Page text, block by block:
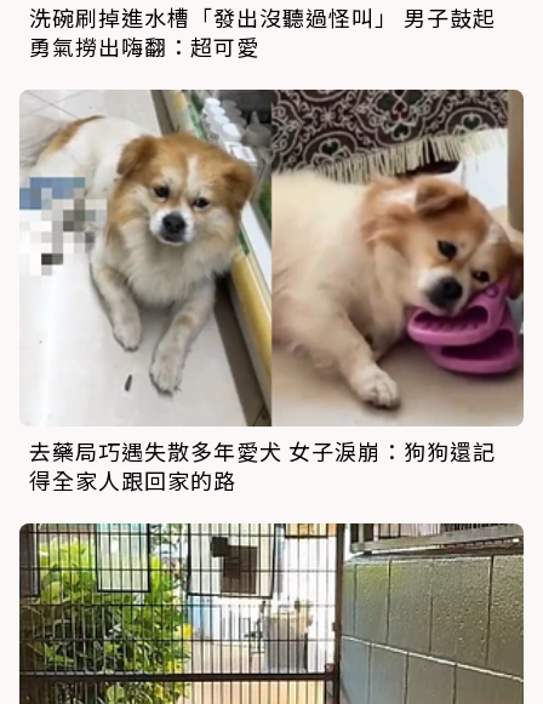
洗碗刷掉進水槽「發出沒聽過怪叫」 男子鼓起
勇氣撈出嗨翻：超可愛
去藥局巧遇失散多年愛犬 女子淚崩：狗狗還記
得全家人跟回家的路